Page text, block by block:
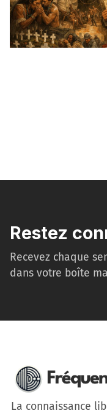
Restez
Recevez chaque
dans votre boîte
La connaissance